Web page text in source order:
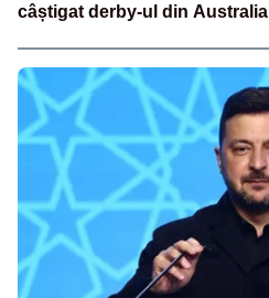
câștigat derby-ul din Australia